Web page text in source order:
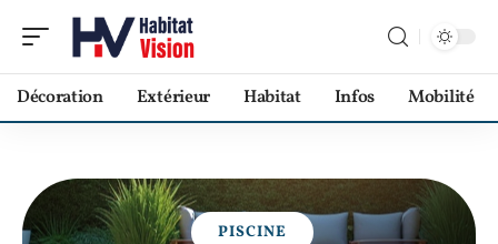
Décoration Extérieur Habitat Infos Mobilité
PISCINE